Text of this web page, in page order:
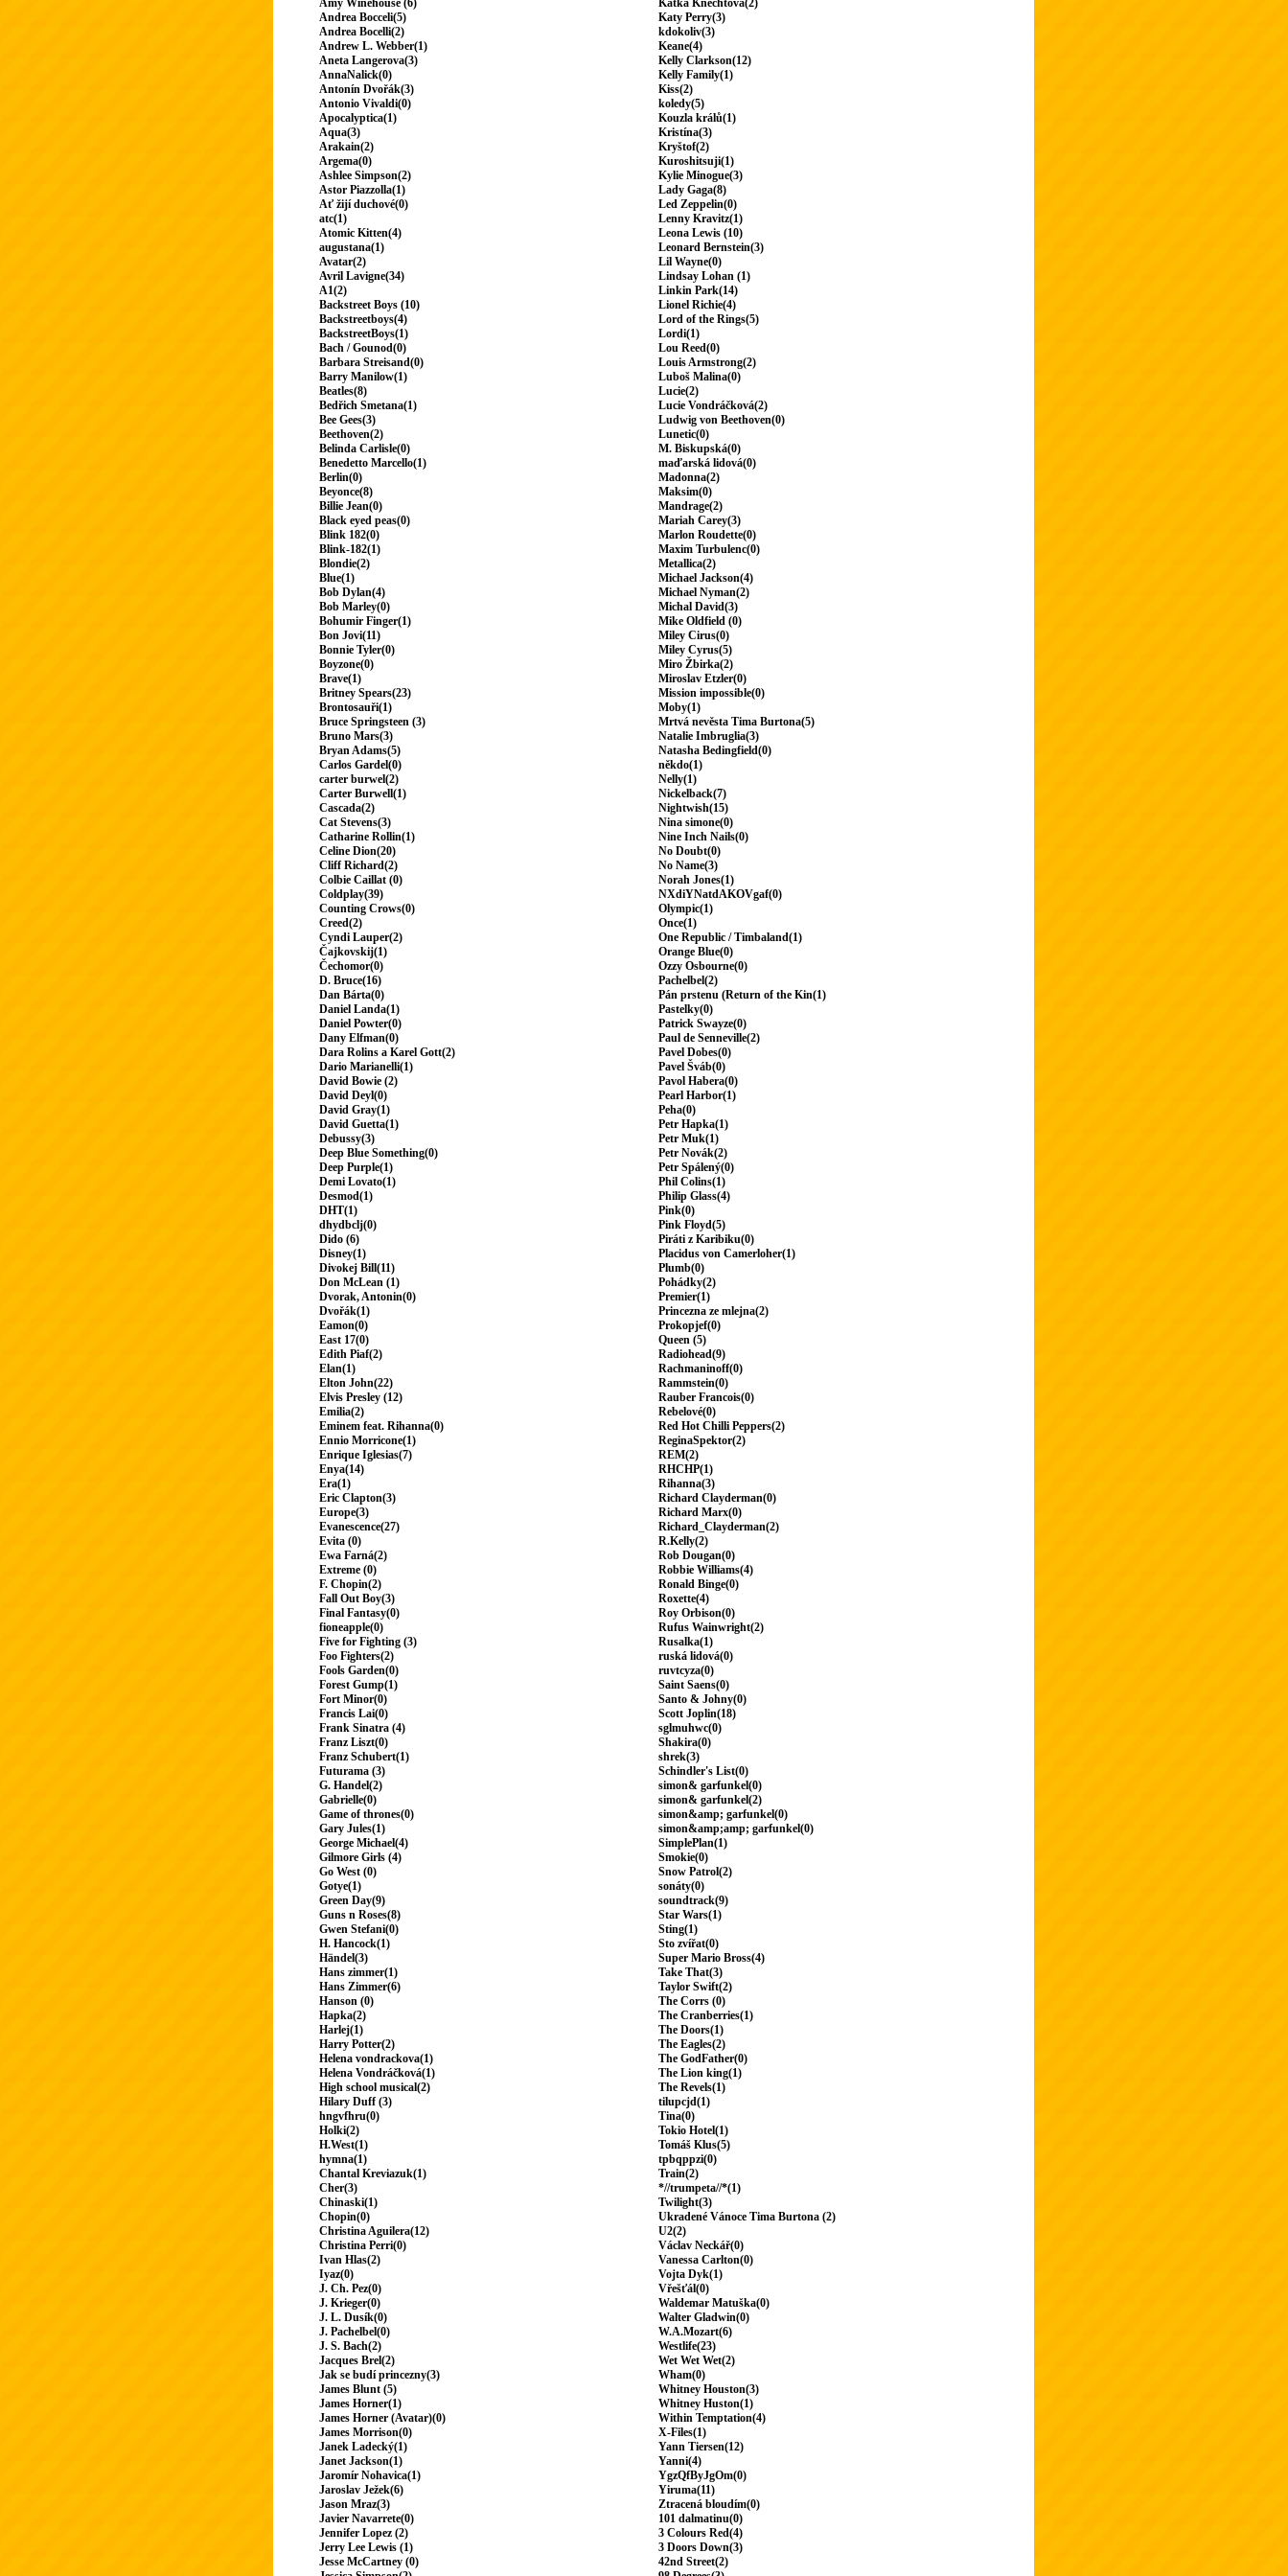
Amy Winehouse (6)
Andrea Bocceli(5)
Andrea Bocelli(2)
Andrew L. Webber(1)
Aneta Langerova(3)
AnnaNalick(0)
Antonín Dvořák(3)
Antonio Vivaldi(0)
Apocalyptica(1)
Aqua(3)
Arakain(2)
Argema(0)
Ashlee Simpson(2)
Astor Piazzolla(1)
Ať žijí duchové(0)
atc(1)
Atomic Kitten(4)
augustana(1)
Avatar(2)
Avril Lavigne(34)
A1(2)
Backstreet Boys (10)
Backstreetboys(4)
BackstreetBoys(1)
Bach / Gounod(0)
Barbara Streisand(0)
Barry Manilow(1)
Beatles(8)
Bedřich Smetana(1)
Bee Gees(3)
Beethoven(2)
Belinda Carlisle(0)
Benedetto Marcello(1)
Berlin(0)
Beyonce(8)
Billie Jean(0)
Black eyed peas(0)
Blink 182(0)
Blink-182(1)
Blondie(2)
Blue(1)
Bob Dylan(4)
Bob Marley(0)
Bohumir Finger(1)
Bon Jovi(11)
Bonnie Tyler(0)
Boyzone(0)
Brave(1)
Britney Spears(23)
Brontosauři(1)
Bruce Springsteen (3)
Bruno Mars(3)
Bryan Adams(5)
Carlos Gardel(0)
carter burwel(2)
Carter Burwell(1)
Cascada(2)
Cat Stevens(3)
Catharine Rollin(1)
Celine Dion(20)
Cliff Richard(2)
Colbie Caillat (0)
Coldplay(39)
Counting Crows(0)
Creed(2)
Cyndi Lauper(2)
Čajkovskij(1)
Čechomor(0)
D. Bruce(16)
Dan Bárta(0)
Daniel Landa(1)
Daniel Powter(0)
Dany Elfman(0)
Dara Rolins a Karel Gott(2)
Dario Marianelli(1)
David Bowie (2)
David Deyl(0)
David Gray(1)
David Guetta(1)
Debussy(3)
Deep Blue Something(0)
Deep Purple(1)
Demi Lovato(1)
Desmod(1)
DHT(1)
dhydbclj(0)
Dido (6)
Disney(1)
Divokej Bill(11)
Don McLean (1)
Dvorak, Antonin(0)
Dvořák(1)
Eamon(0)
East 17(0)
Edith Piaf(2)
Elan(1)
Elton John(22)
Elvis Presley (12)
Emilia(2)
Eminem feat. Rihanna(0)
Ennio Morricone(1)
Enrique Iglesias(7)
Enya(14)
Era(1)
Eric Clapton(3)
Europe(3)
Evanescence(27)
Evita (0)
Ewa Farná(2)
Extreme (0)
F. Chopin(2)
Fall Out Boy(3)
Final Fantasy(0)
fioneapple(0)
Five for Fighting (3)
Foo Fighters(2)
Fools Garden(0)
Forest Gump(1)
Fort Minor(0)
Francis Lai(0)
Frank Sinatra (4)
Franz Liszt(0)
Franz Schubert(1)
Futurama (3)
G. Handel(2)
Gabrielle(0)
Game of thrones(0)
Gary Jules(1)
George Michael(4)
Gilmore Girls (4)
Go West (0)
Gotye(1)
Green Day(9)
Guns n Roses(8)
Gwen Stefani(0)
H. Hancock(1)
Händel(3)
Hans zimmer(1)
Hans Zimmer(6)
Hanson (0)
Hapka(2)
Harlej(1)
Harry Potter(2)
Helena vondrackova(1)
Helena Vondráčková(1)
High school musical(2)
Hilary Duff (3)
hngvfhru(0)
Holki(2)
H.West(1)
hymna(1)
Chantal Kreviazuk(1)
Cher(3)
Chinaski(1)
Chopin(0)
Christina Aguilera(12)
Christina Perri(0)
Ivan Hlas(2)
Iyaz(0)
J. Ch. Pez(0)
J. Krieger(0)
J. L. Dusík(0)
J. Pachelbel(0)
J. S. Bach(2)
Jacques Brel(2)
Jak se budí princezny(3)
James Blunt (5)
James Horner(1)
James Horner (Avatar)(0)
James Morrison(0)
Janek Ladecký(1)
Janet Jackson(1)
Jaromír Nohavica(1)
Jaroslav Ježek(6)
Jason Mraz(3)
Javier Navarrete(0)
Jennifer Lopez (2)
Jerry Lee Lewis (1)
Jesse McCartney (0)
Katka Knechtová(2)
Katy Perry(3)
kdokoliv(3)
Keane(4)
Kelly Clarkson(12)
Kelly Family(1)
Kiss(2)
koledy(5)
Kouzla králů(1)
Kristína(3)
Kryštof(2)
Kuroshitsuji(1)
Kylie Minogue(3)
Lady Gaga(8)
Led Zeppelin(0)
Lenny Kravitz(1)
Leona Lewis (10)
Leonard Bernstein(3)
Lil Wayne(0)
Lindsay Lohan (1)
Linkin Park(14)
Lionel Richie(4)
Lord of the Rings(5)
Lordi(1)
Lou Reed(0)
Louis Armstrong(2)
Luboš Malina(0)
Lucie(2)
Lucie Vondráčková(2)
Ludwig von Beethoven(0)
Lunetic(0)
M. Biskupská(0)
maďarská lidová(0)
Madonna(2)
Maksim(0)
Mandrage(2)
Mariah Carey(3)
Marlon Roudette(0)
Maxim Turbulenc(0)
Metallica(2)
Michael Jackson(4)
Michael Nyman(2)
Michal David(3)
Mike Oldfield (0)
Miley Cirus(0)
Miley Cyrus(5)
Miro Žbirka(2)
Miroslav Etzler(0)
Mission impossible(0)
Moby(1)
Mrtvá nevěsta Tima Burtona(5)
Natalie Imbruglia(3)
Natasha Bedingfield(0)
někdo(1)
Nelly(1)
Nickelback(7)
Nightwish(15)
Nina simone(0)
Nine Inch Nails(0)
No Doubt(0)
No Name(3)
Norah Jones(1)
NXdiYNatdAKOVgaf(0)
Olympic(1)
Once(1)
One Republic / Timbaland(1)
Orange Blue(0)
Ozzy Osbourne(0)
Pachelbel(2)
Pán prstenu (Return of the Kin(1)
Pastelky(0)
Patrick Swayze(0)
Paul de Senneville(2)
Pavel Dobes(0)
Pavel Šváb(0)
Pavol Habera(0)
Pearl Harbor(1)
Peha(0)
Petr Hapka(1)
Petr Muk(1)
Petr Novák(2)
Petr Spálený(0)
Phil Colins(1)
Philip Glass(4)
Pink(0)
Pink Floyd(5)
Piráti z Karibiku(0)
Placidus von Camerloher(1)
Plumb(0)
Pohádky(2)
Premier(1)
Princezna ze mlejna(2)
Prokopjef(0)
Queen (5)
Radiohead(9)
Rachmaninoff(0)
Rammstein(0)
Rauber Francois(0)
Rebelové(0)
Red Hot Chilli Peppers(2)
ReginaSpektor(2)
REM(2)
RHCHP(1)
Rihanna(3)
Richard Clayderman(0)
Richard Marx(0)
Richard_Clayderman(2)
R.Kelly(2)
Rob Dougan(0)
Robbie Williams(4)
Ronald Binge(0)
Roxette(4)
Roy Orbison(0)
Rufus Wainwright(2)
Rusalka(1)
ruská lidová(0)
ruvtcyza(0)
Saint Saens(0)
Santo & Johny(0)
Scott Joplin(18)
sglmuhwc(0)
Shakira(0)
shrek(3)
Schindler's List(0)
simon& garfunkel(0)
simon& garfunkel(2)
simon&amp; garfunkel(0)
simon&amp;amp; garfunkel(0)
SimplePlan(1)
Smokie(0)
Snow Patrol(2)
sonáty(0)
soundtrack(9)
Star Wars(1)
Sting(1)
Sto zvířat(0)
Super Mario Bross(4)
Take That(3)
Taylor Swift(2)
The Corrs (0)
The Cranberries(1)
The Doors(1)
The Eagles(2)
The GodFather(0)
The Lion king(1)
The Revels(1)
tilupcjd(1)
Tina(0)
Tokio Hotel(1)
Tomáš Klus(5)
tpbqppzi(0)
Train(2)
*//trumpeta//*(1)
Twilight(3)
Ukradené Vánoce Tima Burtona (2)
U2(2)
Václav Neckář(0)
Vanessa Carlton(0)
Vojta Dyk(1)
Vřešťál(0)
Waldemar Matuška(0)
Walter Gladwin(0)
W.A.Mozart(6)
Westlife(23)
Wet Wet Wet(2)
Wham(0)
Whitney Houston(3)
Whitney Huston(1)
Within Temptation(4)
X-Files(1)
Yann Tiersen(12)
Yanni(4)
YgzQfByJgOm(0)
Yiruma(11)
Ztracená bloudím(0)
101 dalmatinu(0)
3 Colours Red(4)
3 Doors Down(3)
42nd Street(2)